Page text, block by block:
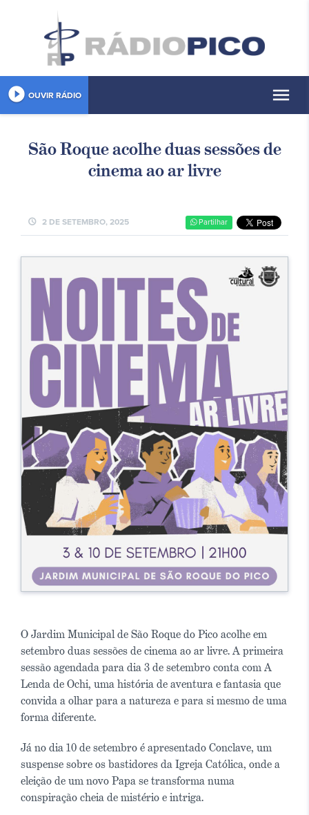
play_circle_filled OUVIR RÁDIO menu
São Roque acolhe duas sessões de
cinema ao ar livre
schedule 2 DE SETEMBRO, 2025 Partilhar
O Jardim Municipal de São Roque do Pico acolhe em
setembro duas sessões de cinema ao ar livre. A primeira
sessão agendada para dia 3 de setembro conta com A
Lenda de Ochi, uma história de aventura e fantasia que
convida a olhar para a natureza e para si mesmo de uma
forma diferente.
Já no dia 10 de setembro é apresentado Conclave, um
suspense sobre os bastidores da Igreja Católica, onde a
eleição de um novo Papa se transforma numa
conspiração cheia de mistério e intriga.